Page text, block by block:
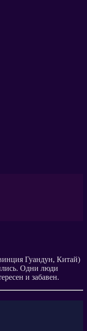
Гуандун, Китай)
Одни люди
и забавен.